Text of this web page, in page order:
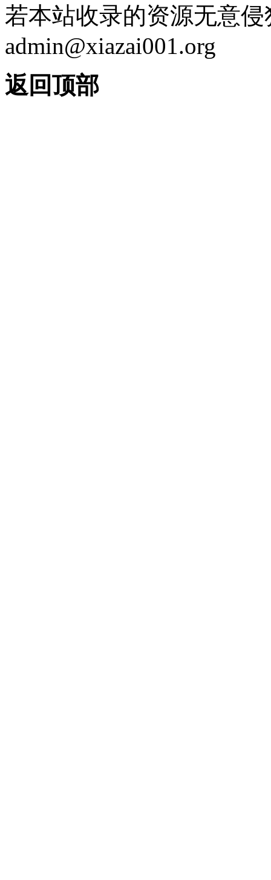
若本站收录的资源无意
admin@xiazai001.org
返回顶部